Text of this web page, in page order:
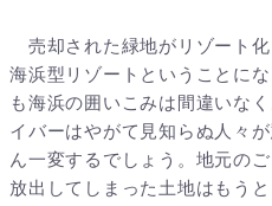
売却された緑地がリゾート化
海浜型リゾートということに
も海浜の囲いこみは間違いな
イバーはやがて見知らぬ人々
ん一変するでしょう。地元の
放出してしまった土地はもう